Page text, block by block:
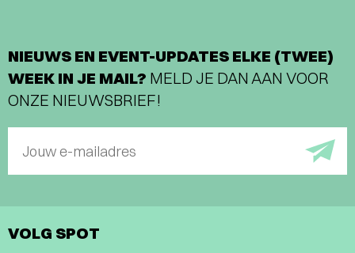
NIEUWS EN EVENT-UPDATES ELKE (TWEE)
WEEK IN JE MAIL? MELD JE DAN AAN VOOR
ONZE NIEUWSBRIEF!
Jouw e-mailadres
VOLG SPOT